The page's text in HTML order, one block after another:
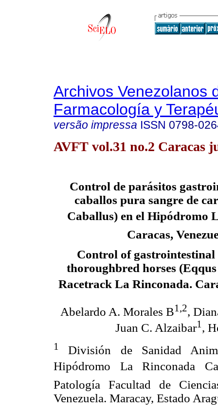
Archivos Venezolanos
Farmacología y
versão impressa ISSN 0798-
AVFT vol.31 no.2 Caracas
Control de parásitos
caballos pura sangre de
Caballus) en el Hipódromo
Caracas,
Control of gastrointestinal
thoroughbred horses
Racetrack La Rinconada.
Abelardo A. Morales B1,2,
Juan C. Alzaibar1 ,
1
División de Sanidad
Hipódromo La Rinconada
Patología Facultad de
Venezuela. Maracay, Estado